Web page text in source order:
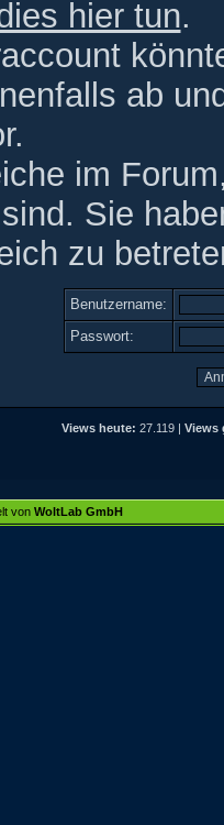
hier tun.
ab
im
Sie
zu
Benutzername:
Passwort:
Views heute: 27.119 | Views
von WoltLab GmbH